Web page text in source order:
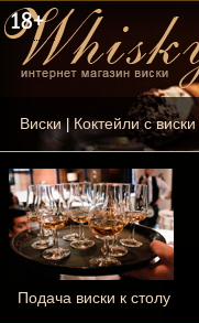
Виски| Коктейли с виски
Подача виски к столу